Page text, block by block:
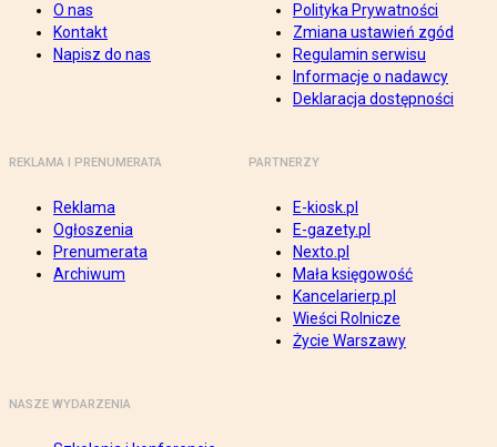
O nas
Kontakt
Napisz do nas
Polityka Prywatności
Zmiana ustawień zgód
Regulamin serwisu
Informacje o nadawcy
Deklaracja dostępności
REKLAMA I PRENUMERATA
Reklama
Ogłoszenia
Prenumerata
Archiwum
PARTNERZY
E-kiosk.pl
E-gazety.pl
Nexto.pl
Mała księgowość
Kancelarierp.pl
Wieści Rolnicze
Życie Warszawy
NASZE WYDARZENIA